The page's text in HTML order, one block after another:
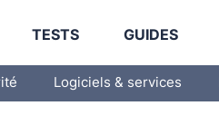
TESTS GUIDES
Logiciels & services